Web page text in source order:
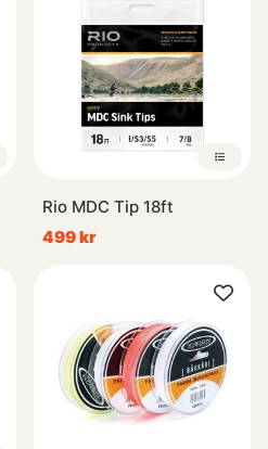
att köra fluorocarbon-tafsar
densitet som vatten, vilket
även för att fluorcarbon är
för fisken.
Fluglinor från kända
RIO, Loop, Scientific
i valet av rätt fluglina så är du
så hjälper vi dig.
Rio MDC Tip 18ft
499 kr